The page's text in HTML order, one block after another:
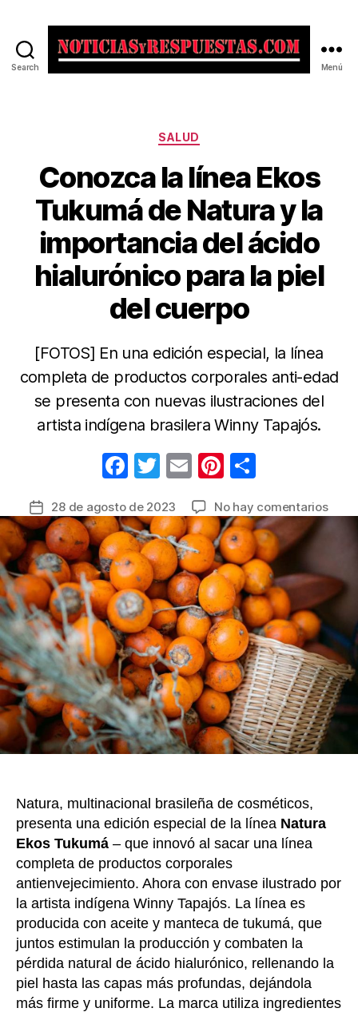
Search Menú
Categorías
SALUD
Conozca la línea Ekos
Tukumá de Natura y la
importancia del ácido
hialurónico para la piel
del cuerpo
[FOTOS] En una edición especial, la línea
completa de productos corporales anti-edad
se presenta con nuevas ilustraciones del
artista indígena brasilera Winny Tapajós.
F
c
e
b
o
o
k
T
itt
er
E
ail
Pi
er
e
st
m
p
ar
tir
Fecha
de
la
entrada
28 de agosto de 2023 No hay comentariosen
Ekos
y
la
del
para
Natura, multinacional brasileña de cosméticos,
presenta una edición especial de la línea Natura
Ekos Tukumá – que innovó al sacar una línea
completa de productos corporales
antienvejecimiento. Ahora con envase ilustrado por
la artista indígena Winny Tapajós. La línea es
producida con aceite y manteca de tukumá, que
juntos estimulan la producción y combaten la
pérdida natural de ácido hialurónico, rellenando la
piel hasta las capas más profundas, dejándola
más firme y uniforme. La marca utiliza ingredientes